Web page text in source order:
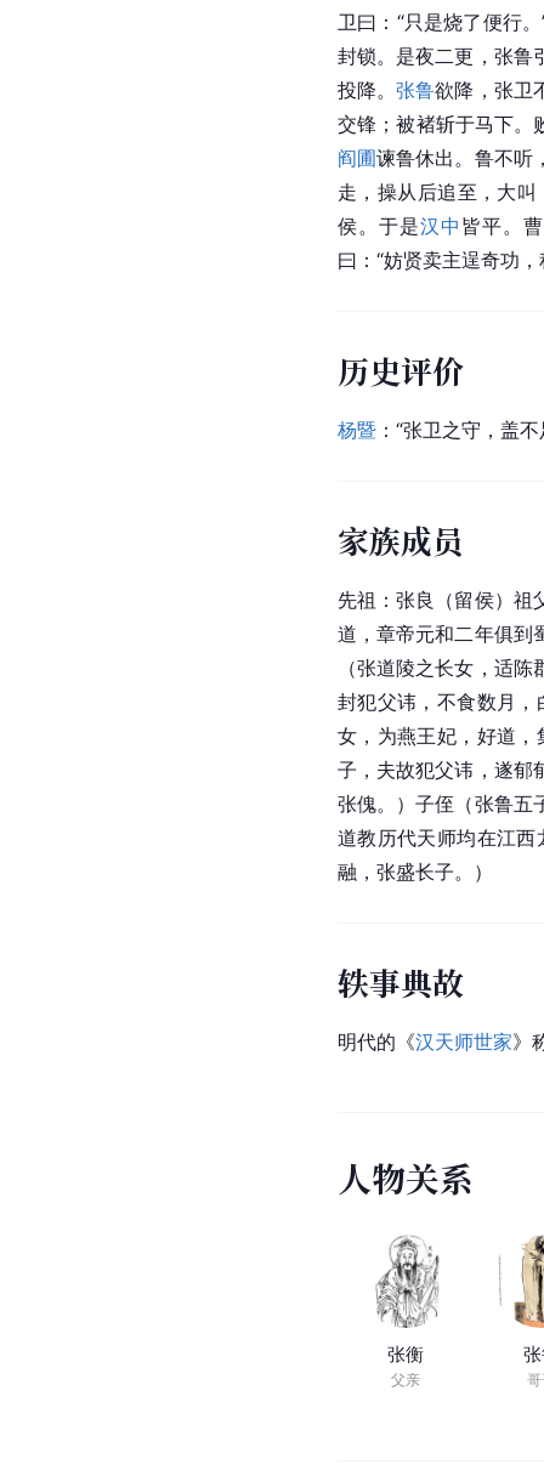
卫曰：“只是烧了便行
封锁。是夜二更， 张鲁
投降。张鲁欲降，张卫
交锋；被褚斩于马下。
阎圃谏鲁休出。鲁不听
走，操从后追至，大
侯。于是汉中 皆平。
曰：“妨贤卖主逞奇功
历史评价
杨暨 ：“张卫之守，盖
家族成员
先祖：张良（留侯）祖
道，章帝元和二年俱到
（张道陵之长女，适
封犯父讳，不食数月
女，为燕王妃，好道
子，夫故犯父讳，遂郁
张傀。）子侄（张鲁五
道教历代天师均在江
融，张盛长子。）
轶事典故
明代的《汉天师世家》
人物关系
张衡
父亲